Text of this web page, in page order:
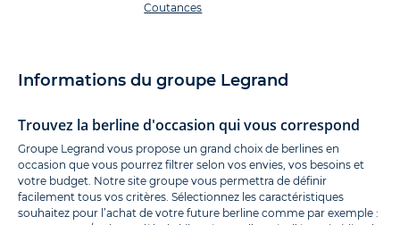
Coutances
Informations du groupe Legrand
Trouvez la berline d'occasion qui vous correspond
Groupe Legrand vous propose un grand choix de berlines en
occasion que vous pourrez filtrer selon vos envies, vos besoins et
votre budget. Notre site groupe vous permettra de définir
facilement tous vos critères. Sélectionnez les caractéristiques
souhaitez pour l’achat de votre future berline comme par exemple :